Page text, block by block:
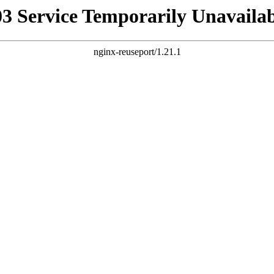
Service Temporarily
nginx-reuseport/1.21.1